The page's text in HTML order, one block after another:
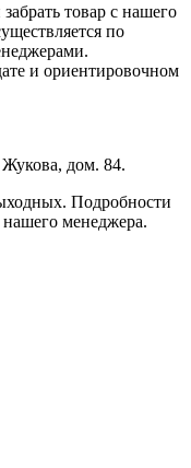
товар с нашего
по
и ориентировочном
дом. 84.
Подробности
менеджера.